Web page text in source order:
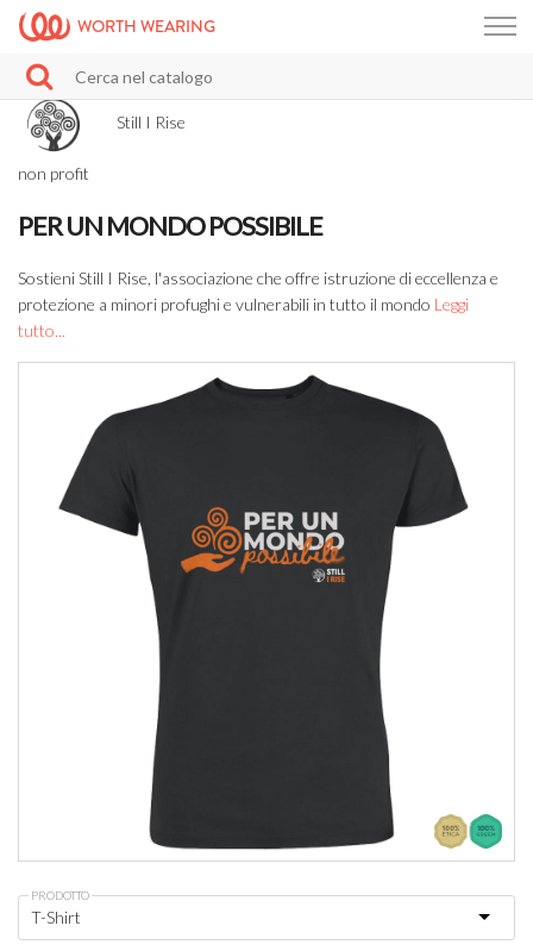
WORTH WEARING
Still I Rise
non profit
PER UN MONDO POSSIBILE
Sostieni Still I Rise, l'associazione che offre istruzione di eccellenza e
protezione a minori profughi e vulnerabili in tutto il mondo Leggi
tutto...
PRODOTTO